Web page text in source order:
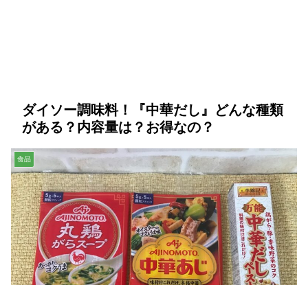
ダイソー調味料！『中華だし』どんな種類
がある？内容量は？お得なの？
食品